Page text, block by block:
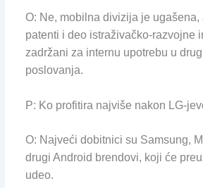
O: Ne, mobilna divizija je ugašena,
patenti i deo istraživačko-razvojne
zadržani za internu upotrebu u
poslovanja.
P: Ko profitira najviše nakon LG-
O: Najveći dobitnici su Samsung,
drugi Android brendovi, koji će
udeo.